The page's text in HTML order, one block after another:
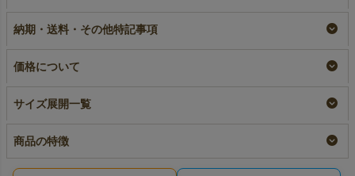
100枚入
名入れ
布製あずま袋｜100枚
入
納期・送料・その他特記事項
価格について
サイズ展開一覧
商品の特徴